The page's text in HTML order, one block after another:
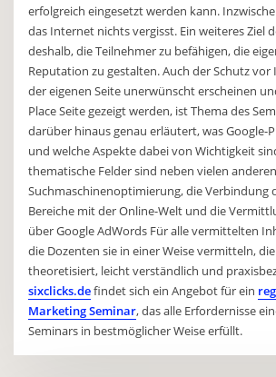
erfolgreich eingesetzt werden kann.
das Internet nichts vergisst. Ein weiteres Ziel
deshalb, die Teilnehmer zu befähigen, die
Reputation zu gestalten. Auch der Schutz vor
der eigenen Seite unerwünscht erscheinen
Place Seite gezeigt werden, ist Thema des
darüber hinaus genau erläutert, was Google-
und welche Aspekte dabei von Wichtigkeit
thematische Felder sind neben vielen
Suchmaschinenoptimierung, die Verbindung
Bereiche mit der Online-Welt und die
über Google AdWords Für alle vermittelten
die Dozenten sie in einer Weise vermitteln,
theoretisiert, leicht verständlich und
sixclicks.defindet sich ein Angebot für ein
Marketing Seminar, das alle Erfordernisse
Seminars in bestmöglicher Weise erfüllt.